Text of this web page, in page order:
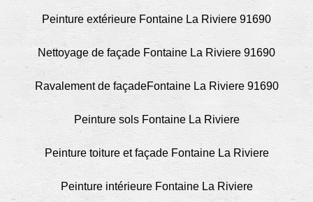
Peinture extérieure Fontaine La Riviere 91690
Nettoyage de façade Fontaine La Riviere 91690
Ravalement de façadeFontaine La Riviere 91690
Peinture sols Fontaine La Riviere
Peinture toiture et façade Fontaine La Riviere
Peinture intérieure Fontaine La Riviere